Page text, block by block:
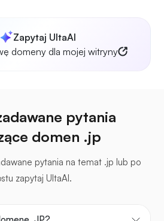
Zapytaj UltaAI
domeny dla mojej witryny
pytania
domen .jp
pytania na temat .jp lub po
zapytaj UltaAI.